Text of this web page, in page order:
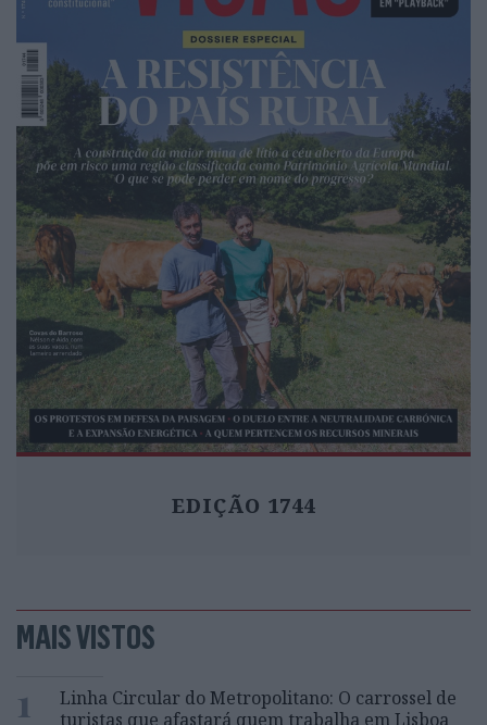
EDIÇÃO 1744
MAIS VISTOS
1
Linha Circular do Metropolitano: O carrossel de
turistas que afastará quem trabalha em Lisboa